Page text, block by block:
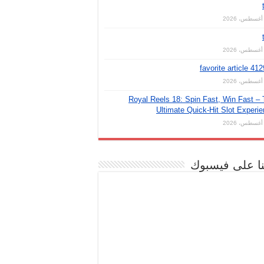
favorite article
Royal Reels 18: Spin Fast, Win Fast –
Ultimate Quick‑Hit Slot
على فيسبوك